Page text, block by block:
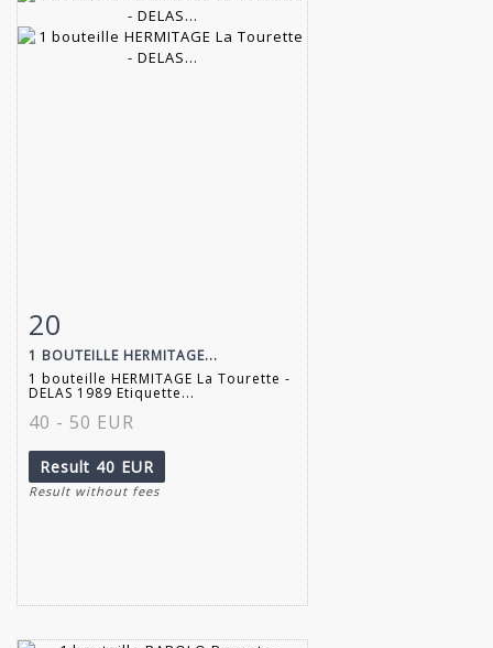
Item detail
20
1 BOUTEILLE HERMITAGE...
1 bouteille HERMITAGE La Tourette -
DELAS 1989 Etiquette...
40 - 50 EUR
Result 40 EUR
Result without fees